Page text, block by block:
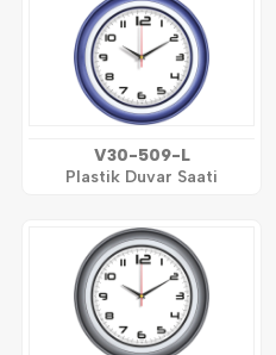
V30-509-L
Plastik Duvar Saati